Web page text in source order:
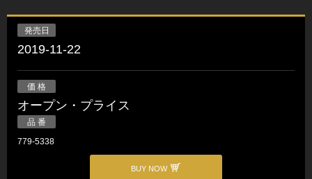
発売日
2019-11-22
価 格
オープン・プライス
品 番
779-5338
BUY NOW